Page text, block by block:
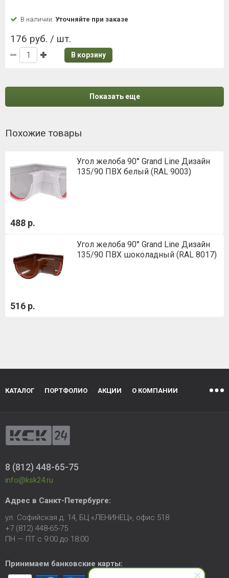
В наличии: Уточняйте при заказе
176 руб. / шт.
В корзину
Показать еще
Похожие товары
Угол желоба 90° Grand Line Дизайн
135/90 ПВХ белый (RAL 9003)
488 р.
Угол желоба 90° Grand Line Дизайн
135/90 ПВХ шоколадный (RAL 8017)
516 р.
КАТАЛОГ ПОРТФОЛИО АКЦИИ О КОМПАНИИ
8 (812) 448-65-75
info@ksk24.ru
Адрес в Санкт-Петербурге:
ул. Софийская д. 14, БЦ «ЛЕНИНЕЦ», офис 518
+7 (812) 448-65-75
ПН — ПТ с 9:00 до 18:00
Принимаем банковские карты: